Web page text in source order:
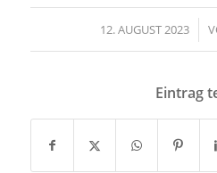
12. AUGUST 2023
/
Eintrag